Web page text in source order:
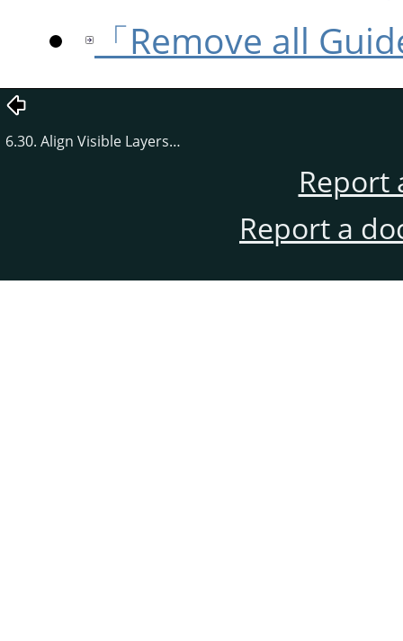
「Remove all
6.30. Align Visible Layers…
Report
Report a